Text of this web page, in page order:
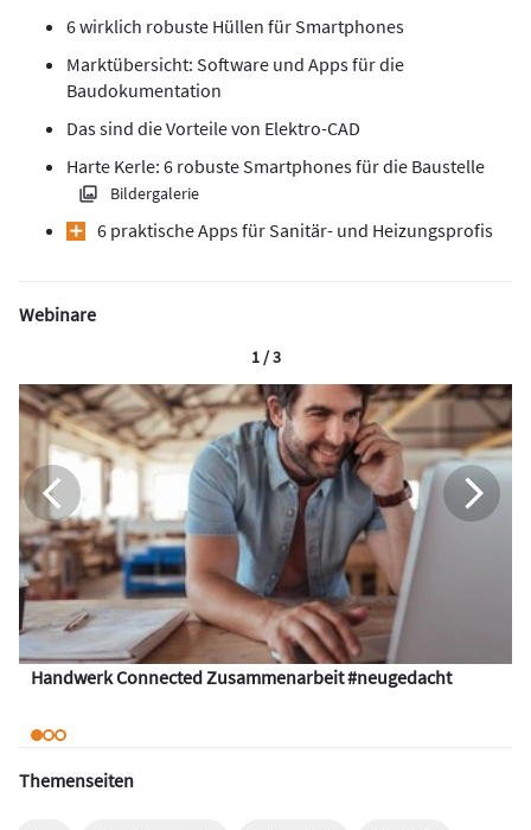
6 wirklich robuste Hüllen für Smartphones
Marktübersicht: Software und Apps für die
Baudokumentation
Das sind die Vorteile von Elektro-CAD
Harte Kerle: 6 robuste Smartphones für die Baustelle
Bildergalerie
6 praktische Apps für Sanitär- und Heizungsprofis
Webinare
Handwerk Connected Zusammenarbeit #neugedacht
1 / 3
Themenseiten